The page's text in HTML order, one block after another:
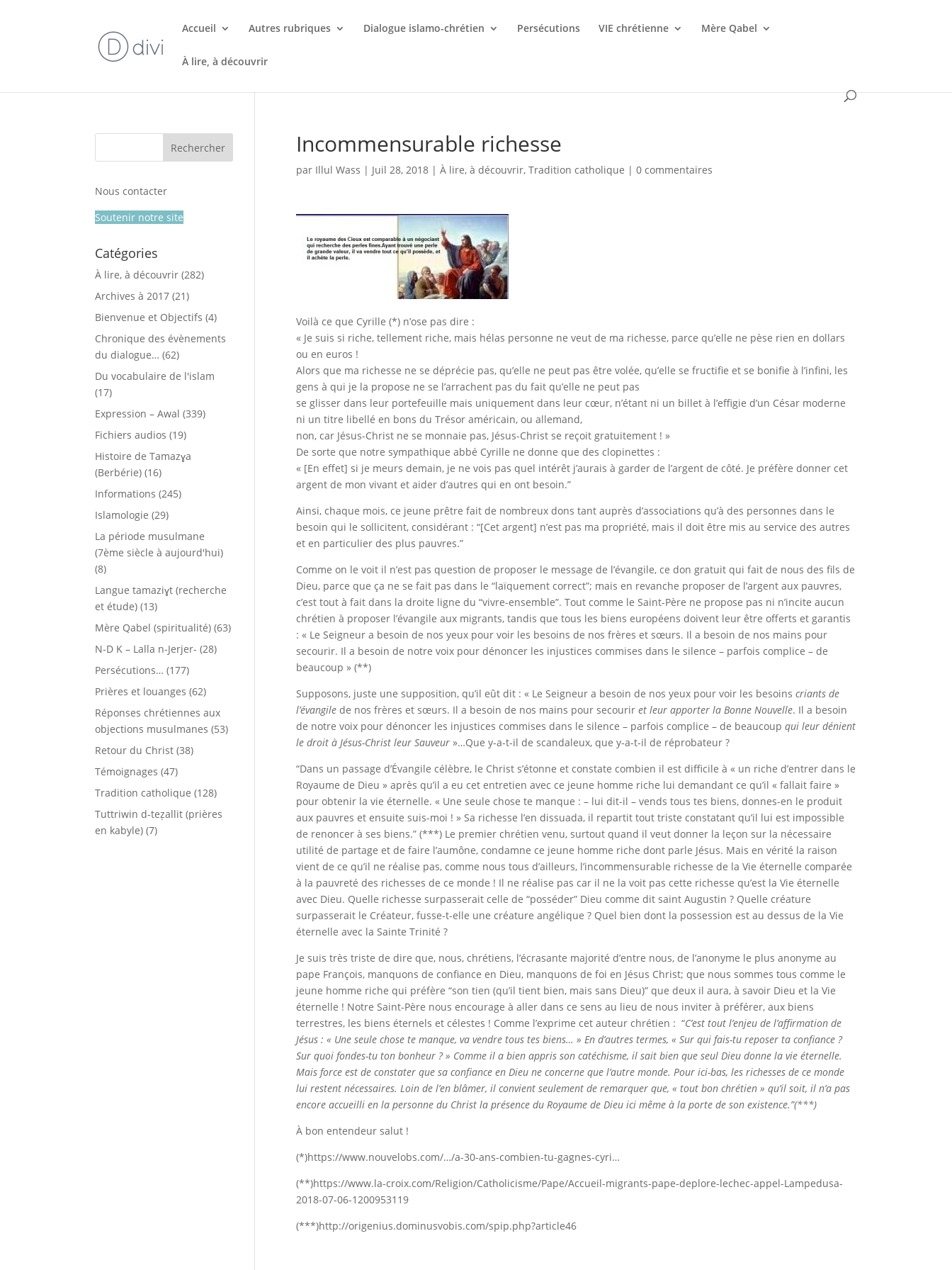
Accueil Autres rubriques Dialogue islamo-chrétien Persécutions VIE chrétienne Mère Qabel
À lire, à découvrir
Incommensurable richesse
par Illul Wass | Juil 28, 2018| À lire, à découvrir, Tradition catholique | 0 commentaires
Voilà ce que Cyrille (*) n’ose pas dire :
« Je suis si riche, tellement riche, mais hélas personne ne veut de ma richesse, parce qu’elle ne pèse rien en dollars
ou en euros !
Alors que ma richesse ne se déprécie pas, qu’elle ne peut pas être volée, qu’elle se fructifie et se bonifie à l’infini, les
gens à qui je la propose ne se l’arrachent pas du fait qu’elle ne peut pas
se glisser dans leur portefeuille mais uniquement dans leur cœur, n’étant ni un billet à l’effigie d’un César moderne
ni un titre libellé en bons du Trésor américain, ou allemand,
non, car Jésus-Christ ne se monnaie pas, Jésus-Christ se reçoit gratuitement ! »
De sorte que notre sympathique abbé Cyrille ne donne que des clopinettes :
« [En effet] si je meurs demain, je ne vois pas quel intérêt j’aurais à garder de l’argent de côté. Je préfère donner cet
argent de mon vivant et aider d’autres qui en ont besoin.”
Ainsi, chaque mois, ce jeune prêtre fait de nombreux dons tant auprès d’associations qu’à des personnes dans le
besoin qui le sollicitent, considérant : “[Cet argent] n’est pas ma propriété, mais il doit être mis au service des autres
et en particulier des plus pauvres.”
Comme on le voit il n’est pas question de proposer le message de l’évangile, ce don gratuit qui fait de nous des fils de
Dieu, parce que ça ne se fait pas dans le “laïquement correct”; mais en revanche proposer de l’argent aux pauvres,
c’est tout à fait dans la droite ligne du “vivre-ensemble”. Tout comme le Saint-Père ne propose pas ni n’incite aucun
chrétien à proposer l’évangile aux migrants, tandis que tous les biens européens doivent leur être offerts et garantis
: « Le Seigneur a besoin de nos yeux pour voir les besoins de nos frères et sœurs. Il a besoin de nos mains pour
secourir. Il a besoin de notre voix pour dénoncer les injustices commises dans le silence – parfois complice – de
beaucoup » (**)
Supposons, juste une supposition, qu’il eût dit : « Le Seigneur a besoin de nos yeux pour voir les besoins criants de
l’évangilede nos frères et sœurs. Il a besoin de nos mains pour secourir et leur apporter la Bonne Nouvelle. Il a besoin
de notre voix pour dénoncer les injustices commises dans le silence – parfois complice – de beaucoup qui leur dénient
le droit à Jésus-Christ leur Sauveur»…Que y-a-t-il de scandaleux, que y-a-t-il de réprobateur ?
“Dans un pas­sage d’Évangile célè­bre, le Christ s’étonne et cons­tate com­bien il est dif­fi­cile à « un riche d’entrer dans le
Royaume de Dieu » après qu’il a eu cet entre­tien avec ce jeune homme riche lui deman­dant ce qu’il « fal­lait faire »
pour obte­nir la vie éternelle. « Une seule chose te manque : – lui dit-il – vends tous tes biens, donnes-en le pro­duit
aux pau­vres et ensuite suis-moi ! » Sa richesse l’en dis­suada, il repar­tit tout triste cons­ta­tant qu’il lui est impos­si­ble
de renon­cer à ses biens.” (***) Le premier chrétien venu, surtout quand il veut donner la leçon sur la nécessaire
utilité de partage et de faire l’aumône, condamne ce jeune homme riche dont parle Jésus. Mais en vérité la raison
vient de ce qu’il ne réalise pas, comme nous tous d’ailleurs, l’incommensurable richesse de la Vie éternelle comparée
à la pauvreté des richesses de ce monde ! Il ne réalise pas car il ne la voit pas cette richesse qu’est la Vie éternelle
avec Dieu. Quelle richesse surpasserait celle de “posséder” Dieu comme dit saint Augustin ? Quelle créature
surpasserait le Créateur, fusse-t-elle une créature angélique ? Quel bien dont la possession est au dessus de la Vie
éternelle avec la Sainte Trinité ?
Je suis très triste de dire que, nous, chrétiens, l’écrasante majorité d’entre nous, de l’anonyme le plus anonyme au
pape François, manquons de confiance en Dieu, manquons de foi en Jésus Christ; que nous sommes tous comme le
jeune homme riche qui préfère “son tien (qu’il tient bien, mais sans Dieu)” que deux il aura, à savoir Dieu et la Vie
éternelle ! Notre Saint-Père nous encourage à aller dans ce sens au lieu de nous inviter à préférer, aux biens
terrestres, les biens éternels et célestes ! Comme l’exprime cet auteur chrétien : “C’est tout l’enjeu de l’affir­ma­tion de
Jésus : « Une seule chose te manque, va vendre tous tes biens… » En d’autres termes, « Sur qui fais-tu repo­ser ta confiance ?
Sur quoi fondes-tu ton bon­heur ? » Comme il a bien appris son caté­chisme, il sait bien que seul Dieu donne la vie éternelle.
Mais force est de cons­ta­ter que sa confiance en Dieu ne concerne que l’autre monde. Pour ici-bas, les riches­ses de ce monde
lui res­tent néces­sai­res. Loin de l’en blâmer, il convient seu­le­ment de remar­quer que, « tout bon chré­tien » qu’il soit, il n’a pas
encore accueilli en la per­sonne du Christ la pré­sence du Royaume de Dieu ici même à la porte de son exis­tence.”(***)
À bon entendeur salut !
(*)https://www.nouvelobs.com/…/a-30-ans-combien-tu-gagnes-cyri…
(**)https://www.la-croix.com/Religion/Catholicisme/Pape/Accueil-migrants-pape-deplore-lechec-appel-Lampedusa-
2018-07-06-1200953119
(***)http://origenius.dominusvobis.com/spip.php?article46
Nous contacter
Soutenir notre site
Catégories
À lire, à découvrir (282)
Archives à 2017 (21)
Bienvenue et Objectifs (4)
Chronique des évènements
du dialogue… (62)
Du vocabulaire de l'islam
(17)
Expression – Awal (339)
Fichiers audios (19)
Histoire de Tamazɣa
(Berbérie) (16)
Informations (245)
Islamologie (29)
La période musulmane
(7ème siècle à aujourd'hui)
(8)
Langue tamaziɣt (recherche
et étude) (13)
Mère Qabel (spiritualité) (63)
N-D K – Lalla n-Jerjer- (28)
Persécutions… (177)
Prières et louanges (62)
Réponses chrétiennes aux
objections musulmanes (53)
Retour du Christ (38)
Témoignages (47)
Tradition catholique (128)
Tuttriwin d-teẓallit (prières
en kabyle) (7)